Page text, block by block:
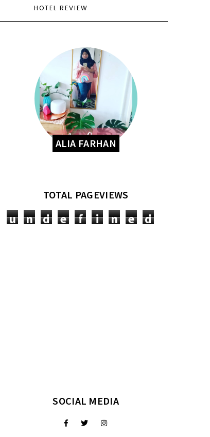
HOTEL REVIEW
ALIA FARHAN
TOTAL PAGEVIEWS
u n d e f i n e d
SOCIAL MEDIA